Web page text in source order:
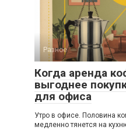
Разное
Когда аренда
выгоднее
для офиса
Утро в офисе. Половина
медленно тянется на